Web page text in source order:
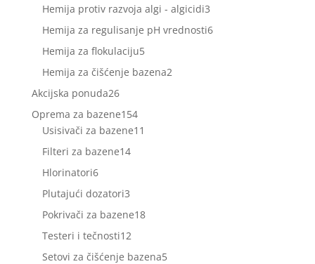
Hemija protiv razvoja algi - algicidi33
proizvoda
Hemija za regulisanje pH vrednosti66
Hemija za flokulaciju55
proizvoda
Hemija za čišćenje bazena22
Akcijska ponuda2626
proizvoda
Oprema za bazene154154
proizvoda
Usisivači za bazene11
Filteri za bazene1414
Hlorinatori66
proizvoda
Plutajući dozatori33
proizvoda
Pokrivači za bazene1818
Testeri i tečnosti1212
proizvoda
Setovi za čišćenje bazena55